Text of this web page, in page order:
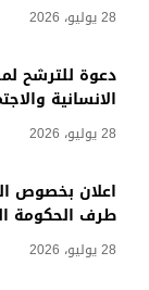
28 يوليو، 2026
دعوة للترشح
الانسانية
28 يوليو، 2026
اعلان بخصوص
طرف الحكومة
28 يوليو، 2026